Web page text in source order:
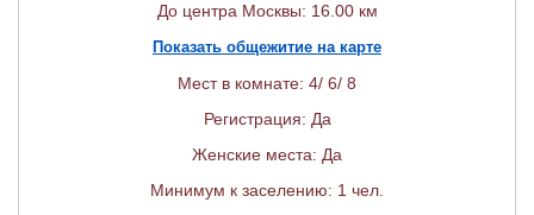
До центра Москвы: 16.00 км
Показать общежитие на карте
Мест в комнате: 4/ 6/ 8
Регистрация: Да
Женские места: Да
Минимум к заселению: 1 чел.